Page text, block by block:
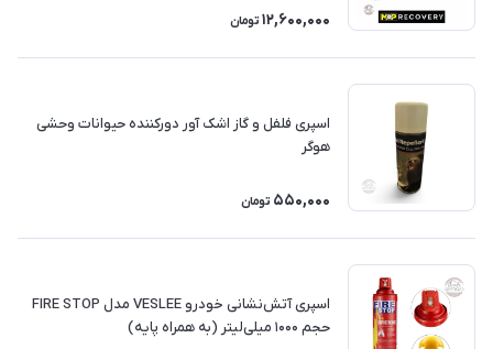
12,600,000 تومان
اسپری فلفل و گاز اشک آور دورکننده حیوانات وحشی
هوگر
550,000 تومان
اسپری آتش‌نشانی خودرو VESLEE مدل FIRE STOP
حجم ۱۰۰۰ میلی‌لیتر (به همراه پایه)